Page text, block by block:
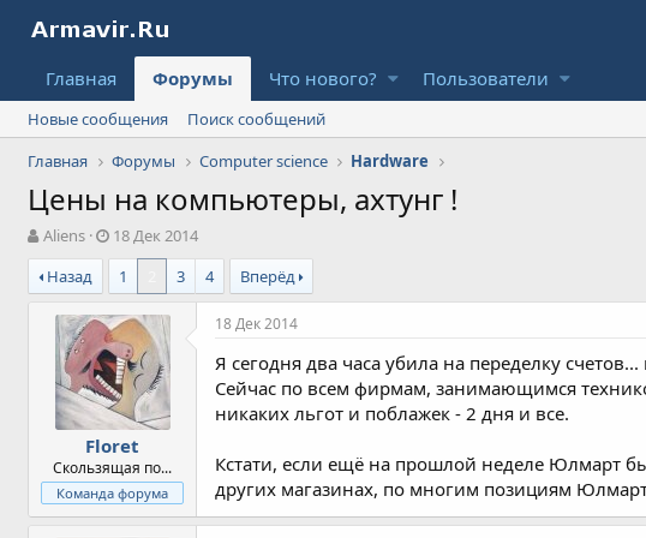
Главная Форумы Что нового? Пользователи
Новые сообщения
Поиск сообщений
Главная
Форумы Computer science Hardware
Цены на компьютеры, ахтунг !
А
в
т
о
Aliens
Д
а
а
н
а
ч
а
л
а
18 Дек 2014
Назад
1 3 4 Вперёд
Floret
Скользящая по...
Команда форума
18 Дек 2014
Я сегодня два часа убила на переделку
Сейчас по всем фирмам, занимающимся
никаких льгот и поблажек - 2 дня и все.
Кстати, если ещё на прошлой неделе Юлмарт
других магазинах, по многим позициям